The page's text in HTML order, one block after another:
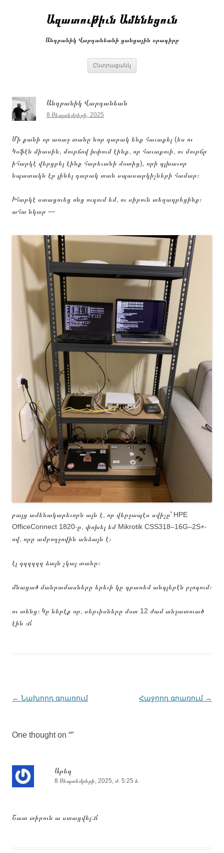
Ազատութիւն Ամենեցուն
Անդրանիկ Վարդանեանի ցանցային օրագիրը
Ընտրացանկ
Անդրանիկ Վարդանեան
8 Սեպտեմբերի, 2025
Մի քանի օր առաջ տանը նոր դարակ ենք հաւաքել (ես ու
Կօֆէն միասին, մուրճով խփում էինք, որ հաւաքուի, ու մուրճը
իհարկէ վերցրել էինք հարեւանի մօտից), որի գլխաւոր
նպատակն էր լինել դարակ տան սպասարկիչների համար։
Իհարկէ ստացուեց ոնց ուզում եմ, ու սիրուն տեղադրեցինք։
ահա նկար —
բայց ամենակարեւորն այն է, որ վերջապէս սվիչը՝ HPE
OfficeConnect 1820֊ը, փոխել եմ Mikrotik CSS318–16G–2S+֊
ով, որը ամբողջովին անձայն է։
էլ դզզզզզ ձայն չկայ տանը։
մնացած մանրամասները երեւի կը գրառեմ անգլերէն բլոգում։
ու տենց։ Կը ներէք որ, սերւիսները մօտ 12 ժամ անջատուած
էին ։Ճ
Գրառումների
← Նախորդ գրառում Հաջորդ գրառում →
One thought on “”
Արեգ
8 Սեպտեմբերի, 2025, ժ. 5:25 ե.
Շատ տիրուն ա ստացվել:Ճ